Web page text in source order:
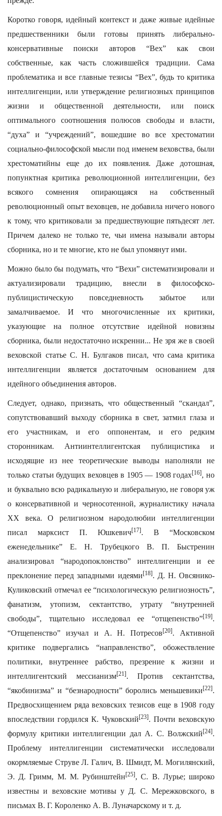
Коротко говоря, идейный контекст и даже живые идейные
предшественники были готовы принять либерально-
консервативные поиски авторов “Вех” как свои
собственные, как часть сложившейся традиции. Сама
проблематика и все главные тезисы “Вех”, будь то критика
интеллигенции, или утверждение религиозных принципов
жизни и общественной деятельности, или поиск
оптимального соотношения полюсов свободы и власти,
“духа” и “учреждений”, вошедшие во все хрестоматии
социально-философской мысли под именем веховства, были
хрестоматийны еще до их появления. Даже дотошная,
попунктная критика революционной интеллигенции, без
всякого сомнения опирающаяся на собственный
революционный опыт веховцев, не добавила ничего нового
к тому, что критиковали за предшествующие пятьдесят лет.
Причем далеко не только те, чьи имена называли авторы
сборника, но и те многие, кто не был упомянут ими.
Можно было бы подумать, что “Вехи” систематизировали и
актуализировали традицию, внесли в философско-
публицистическую повседневность забытое или
замалчиваемое. И что многочисленные их критики,
указующие на полное отсутствие идейной новизны
сборника, были недостаточно искренни... Не зря же в своей
веховской статье С. Н. Булгаков писал, что сама критика
интеллигенции является достаточным основанием для
идейного объединения авторов.
Следует, однако, признать, что общественный “скандал”,
сопутствовавший выходу сборника в свет, затмил глаза и
его участникам, и его оппонентам, и его редким
сторонникам. Антиинтеллигентская публицистика и
исходящие из нее теоретические выводы наполняли не
только статьи будущих веховцев в 1905 — 1908 годах[16], но
и буквально всю радикальную и либеральную, не говоря уж
о консервативной и черносотенной, журналистику начала
XX века. О религиозном народолюбии интеллигенции
писал марксист П. Юшкевич[17]. В “Московском
еженедельнике” Е. Н. Трубецкого В. П. Быстренин
анализировал “народопоклонство” интеллигенции и ее
преклонение перед западными идеями[18]. Д. Н. Овсянико-
Куликовский отмечал ее “психологическую религиозность”,
фанатизм, утопизм, сектантство, утрату “внутренней
свободы”, тщательно исследовал ее “отщепенство”[19].
“Отщепенство” изучал и А. Н. Потресов[20]. Активной
критике подвергались “направленство”, обожествление
политики, внутреннее рабство, презрение к жизни и
интеллигентский мессианизм[21]. Против сектантства,
“якобинизма” и “безнародности” боролись меньшевики[22].
Предвосхищением ряда веховских тезисов еще в 1908 году
впоследствии гордился К. Чуковский[23]. Почти веховскую
формулу критики интеллигенции дал А. С. Волжский[24].
Проблему интеллигенции систематически исследовали
окормляемые Струве Л. Галич, В. Шмидт, М. Могилянский,
Э. Д. Гримм, М. М. Рубинштейн[25], С. В. Лурье; широко
известны и веховские мотивы у Д. С. Мережковского, в
письмах В. Г. Короленко А. В. Луначарскому и т. д.